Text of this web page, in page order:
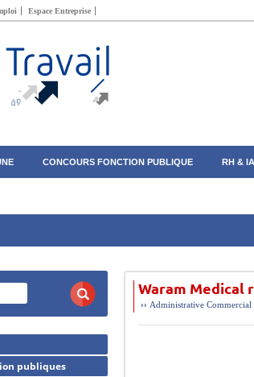
Espace Entreprise
CONCOURS FONCTION PUBLIQUE RH & IA
Waram Medical
›› Administrative
publiques